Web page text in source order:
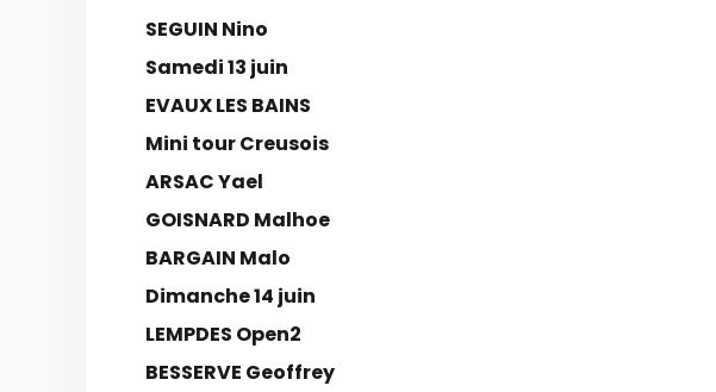
SEGUIN Nino
Samedi 13 juin
EVAUX LES BAINS
Mini tour Creusois
ARSAC Yael
GOISNARD Malhoe
BARGAIN Malo
Dimanche 14 juin
LEMPDES Open2
BESSERVE Geoffrey